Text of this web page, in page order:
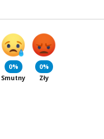
0%
Smutny
0%
Zły